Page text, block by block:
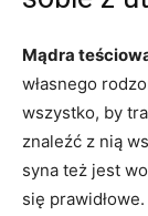
Mądra
własnego
wszystko, by
znaleźć z nią
syna też jest
się prawidłowe.